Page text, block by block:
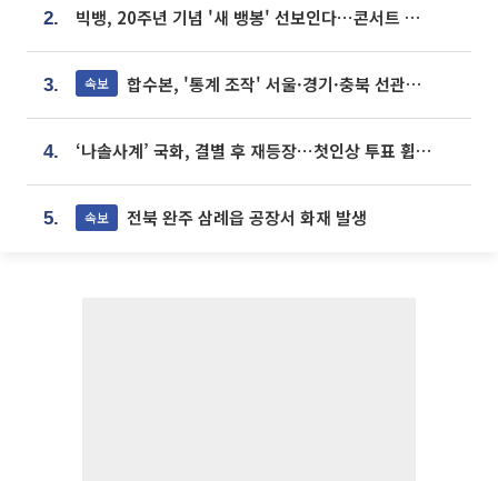
2. 빅뱅, 20주년 기념 '새 뱅봉' 선보인다⋯콘서트 앞두고 팝업 개최
3. 속보 합수본, '통계 조작' 서울·경기·충북 선관위 등 추가 압수수색
4. ‘나솔사계’ 국화, 결별 후 재등장⋯첫인상 투표 휩쓸고 ‘인기녀’ 등극
5. 속보 전북 완주 삼례읍 공장서 화재 발생